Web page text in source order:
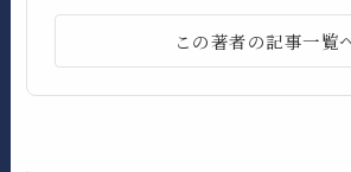
この著者の記事一覧